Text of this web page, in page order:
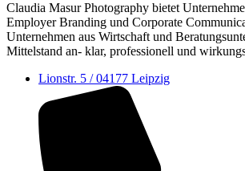
Claudia Masur Photography bietet
Employer Branding und Corporate
Unternehmen aus Wirtschaft und
Mittelstand an- klar, professionell und
Lionstr. 5 / 04177 Leipzig